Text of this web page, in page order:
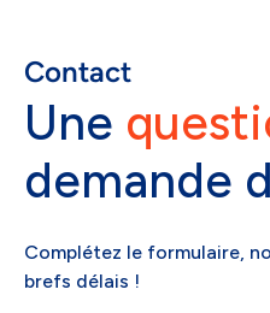
Contact
Une
demande
Complétez le formulaire,
brefs délais !